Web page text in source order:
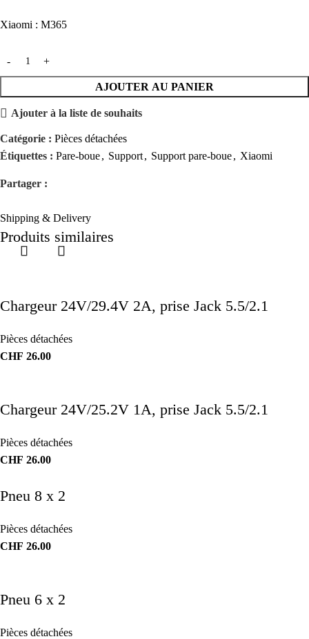
Xiaomi : M365
AJOUTER AU PANIER
Ajouter à la liste de souhaits
Catégorie : Pièces détachées
Étiquettes : Pare-boue, Support, Support pare-boue, Xiaomi
Partager :
Shipping & Delivery
Produits similaires
Chargeur 24V/29.4V 2A, prise Jack 5.5/2.1
Pièces détachées
CHF 26.00
Chargeur 24V/25.2V 1A, prise Jack 5.5/2.1
Pièces détachées
CHF 26.00
Pneu 8 x 2
Pièces détachées
CHF 26.00
Pneu 6 x 2
Pièces détachées